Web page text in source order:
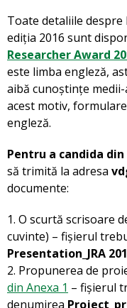
Toate detaliile
ediția 2016 sunt
Researcher Award
este limba engleză,
aibă cunoștințe
acest motiv,
engleză.
Pentru a candida
să trimită la adresa
documente:
1. O scurtă scrisoare
cuvinte) – fișierul
Presentation_JRA
2. Propunerea de
din Anexa 1 – fișierul
denumirea